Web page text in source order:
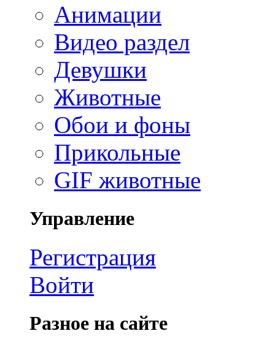
Анимации
Видео раздел
Девушки
Животные
Обои и фоны
Прикольные
GIF животные
Управление
Регистрация
Войти
Разное на сайте